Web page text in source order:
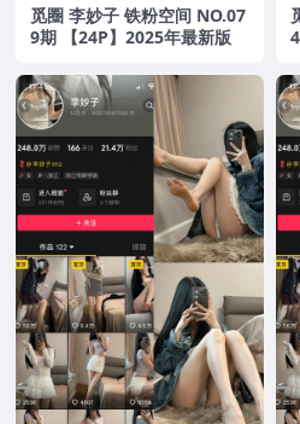
觅圈 李妙子 铁粉空间 NO.07
9期 【24P】2025年最新版